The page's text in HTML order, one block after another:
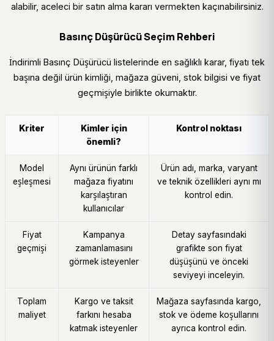
alabilir, aceleci bir satın alma kararı vermekten kaçınabilirsiniz.
Basınç Düşürücü Seçim Rehberi
İndirimli Basınç Düşürücü listelerinde en sağlıklı karar, fiyatı tek
başına değil ürün kimliği, mağaza güveni, stok bilgisi ve fiyat
geçmişiyle birlikte okumaktır.
Kriter
Kimler için
önemli?
Kontrol noktası
Model
eşleşmesi
Aynı ürünün farklı
mağaza fiyatını
karşılaştıran
kullanıcılar
Ürün adı, marka, varyant
ve teknik özellikleri aynı mı
kontrol edin.
Fiyat
geçmişi
Kampanya
zamanlamasını
görmek isteyenler
Detay sayfasındaki
grafikte son fiyat
düşüşünü ve önceki
seviyeyi inceleyin.
Toplam
maliyet
Kargo ve taksit
farkını hesaba
katmak isteyenler
Mağaza sayfasında kargo,
stok ve ödeme koşullarını
ayrıca kontrol edin.